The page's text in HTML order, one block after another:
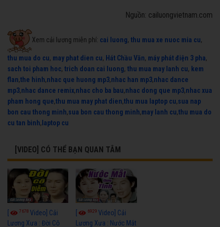
Nguồn: cailuongvietnam.com
Xem cải lương miễn phí: cai luong, thu mua xe nuoc mia cu,
thu mua do cu, may phat dien cu, Hát Chầu Văn, máy phát điện 3 pha,
sach toi pham hoc, trich doan cai luong, thu mua may lanh cu, kem
flan,the hinh,nhac que huong mp3,nhac han mp3,nhac dance
mp3,nhac dance remix,nhac cho ba bau,nhac dong que mp3,nhac xua
pham hong que,thu mua may phat dien,thu mua laptop cu,sua nap
bon cau thong minh,sua bon cau thong minh,may lanh cu,thu mua do
cu tan binh, laptop cu
[VIDEO] CÓ THỂ BẠN QUAN TÂM
7678 Video] Cải
Lương Xưa : Đời Cô
6929Video] Cải
Lương Xưa : Nước Mắt